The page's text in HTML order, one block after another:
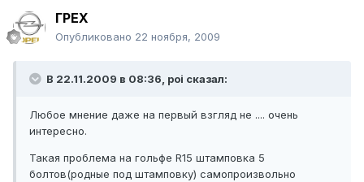
ГРЕХ
Опубликовано 22 ноября, 2009
В 22.11.2009 в 08:36, poi сказал:
Любое мнение даже на первый взгляд не .... очень
интересно.
Такая проблема на гольфе R15 штамповка 5
болтов(родные под штамповку) самопроизвольно